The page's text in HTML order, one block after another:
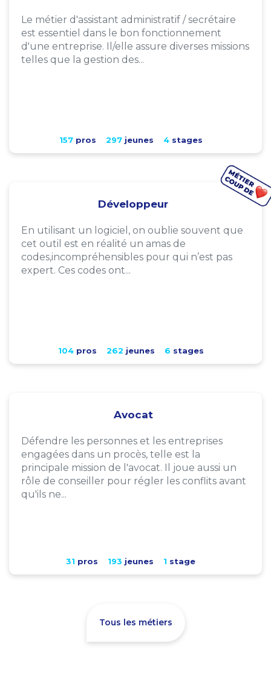
Le métier d'assistant administratif / secrétaire
est essentiel dans le bon fonctionnement
d'une entreprise. Il/elle assure diverses missions
telles que la gestion des...
157pros 297jeunes 4stages
Développeur
En utilisant un logiciel, on oublie souvent que
cet outil est en réalité un amas de
codes,incompréhensibles pour qui n’est pas
expert. Ces codes ont...
104pros 262 jeunes 6 stages
Avocat
Défendre les personnes et les entreprises
engagées dans un procès, telle est la
principale mission de l'avocat. Il joue aussi un
rôle de conseiller pour régler les conflits avant
qu'ils ne...
31 pros 193 jeunes 1 stage
Tous les métiers